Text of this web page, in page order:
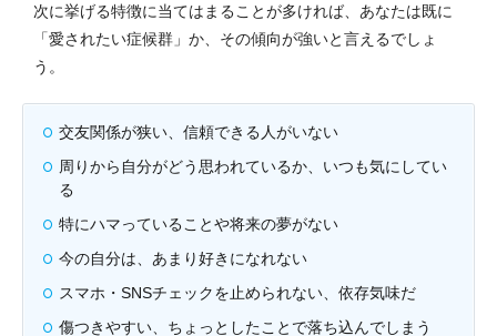
次に挙げる特徴に当てはまることが多ければ、あなたは既に
「愛されたい症候群」か、その傾向が強いと言えるでしょ
う。
交友関係が狭い、信頼できる人がいない
周りから自分がどう思われているか、いつも気にしてい
る
特にハマっていることや将来の夢がない
今の自分は、あまり好きになれない
スマホ・SNSチェックを止められない、依存気味だ
傷つきやすい、ちょっとしたことで落ち込んでしまう